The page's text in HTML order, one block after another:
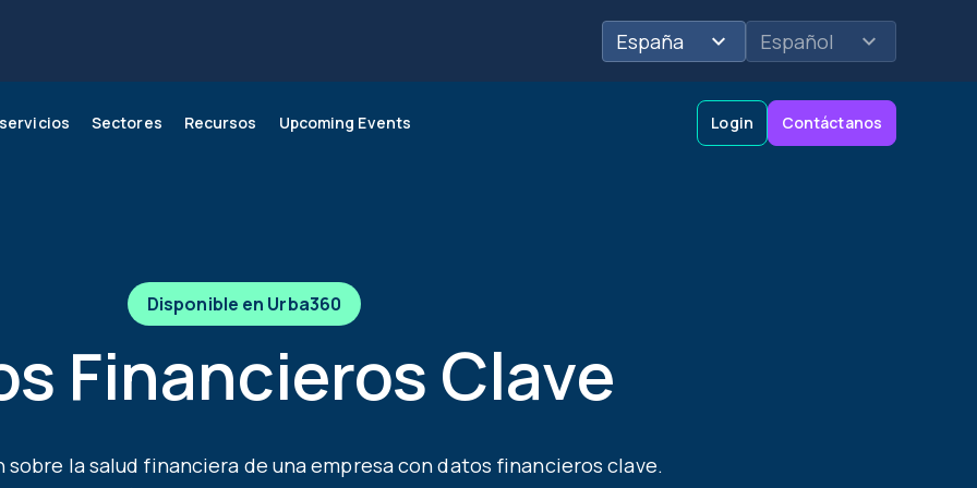
España Español
financiera Seguimiento
Sectores Recursos Upcoming Events Login Contáctanos
Disponible en Urba360
Financieros Clave
la salud financiera de una empresa con datos financieros clave.